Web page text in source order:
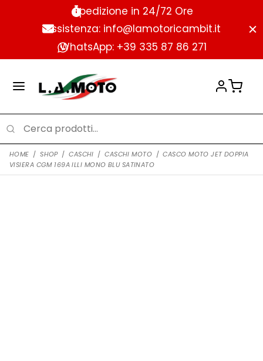
Spedizione in 24/72 Ore
Assistenza: info@lamotoricambit.it
WhatsApp: +39 335 87 86 271
HOME / SHOP / CASCHI / CASCHI MOTO / CASCO MOTO JET DOPPIA
VISIERA CGM 169A ILLI MONO BLU SATINATO